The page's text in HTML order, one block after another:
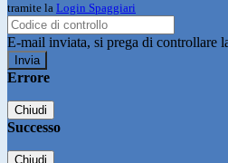
tramite la Login Spaggiari
E-mail inviata, si prega di controllare
Errore
Chiudi
Successo
Chiudi